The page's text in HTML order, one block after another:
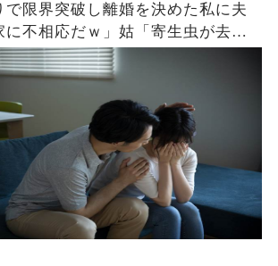
で限界突破し離婚を決めた私に夫
に不相応だｗ」姑「寄生虫が去っ
w」直後→弟「迎えに来たよ」ドア
元から崩れ落ちｗ